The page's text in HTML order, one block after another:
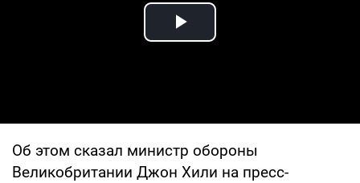
Play Video
Об этом сказал министр обороны
Великобритании Джон Хили на пресс-